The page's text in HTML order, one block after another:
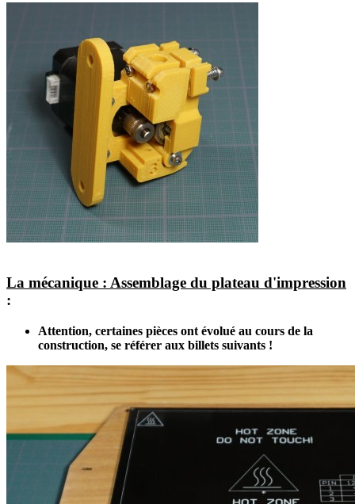
La mécanique : Assemblage du plateau d'impression
:
Attention, certaines pièces ont évolué au cours de la
construction, se référer aux billets suivants !